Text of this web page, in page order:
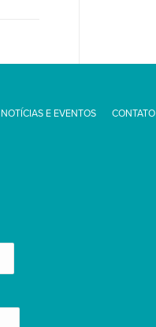
NOTÍCIAS E EVENTOS CONTATO